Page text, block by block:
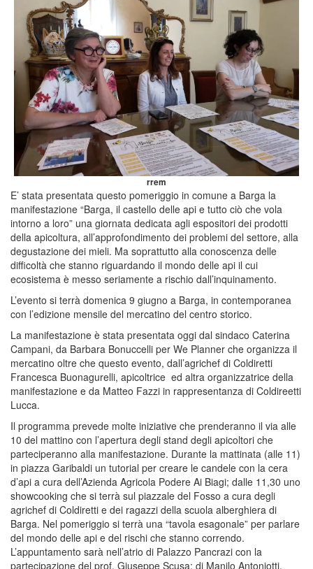
rrem
E’ stata presentata questo pomeriggio in comune a Barga la
manifestazione “Barga, il castello delle api e tutto ciò che vola
intorno a loro” una giornata dedicata agli espositori dei prodotti
della apicoltura, all’approfondimento dei problemi del settore, alla
degustazione dei mieli. Ma soprattutto alla conoscenza delle
difficoltà che stanno riguardando il mondo delle api il cui
ecosistema è messo seriamente a rischio dall’inquinamento.
L’evento si terrà domenica 9 giugno a Barga, in contemporanea
con l’edizione mensile del mercatino del centro storico.
La manifestazione è stata presentata oggi dal sindaco Caterina
Campani, da Barbara Bonuccelli per We Planner che organizza il
mercatino oltre che questo evento, dall’agrichef di Coldiretti
Francesca Buonagurelli, apicoltrice ed altra organizzatrice della
manifestazione e da Matteo Fazzi in rappresentanza di Coldireetti
Lucca.
Il programma prevede molte iniziative che prenderanno il via alle
10 del mattino con l’apertura degli stand degli apicoltori che
parteciperanno alla manifestazione. Durante la mattinata (alle 11)
in piazza Garibaldi un tutorial per creare le candele con la cera
d’api a cura dell’Azienda Agricola Podere Ai Biagi; dalle 11,30 uno
showcooking che si terrà sul piazzale del Fosso a cura degli
agrichef di Coldiretti e dei ragazzi della scuola alberghiera di
Barga. Nel pomeriggio si terrà una “tavola esagonale” per parlare
del mondo delle api e del rischi che stanno correndo.
L’appuntamento sarà nell’atrio di Palazzo Pancrazi con la
partecipazione del prof. Giuseppe Scusa; di Manilo Antoniotti,